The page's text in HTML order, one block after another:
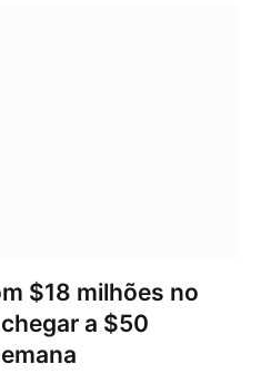
$18 milhões no
a $50